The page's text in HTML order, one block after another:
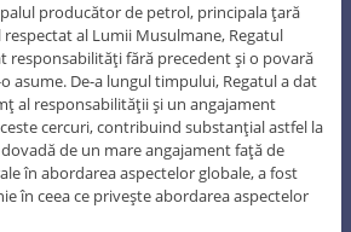
producător de petrol, principala ţară
al Lumii Musulmane, Regatul
responsabilităţi fără precedent şi o povară
asume. De-a lungul timpului, Regatul a dat
al responsabilităţii şi un angajament
cercuri, contribuind substanţial astfel la
de un mare angajament faţă de
în abordarea aspectelor globale, a fost
în ceea ce priveşte abordarea aspectelor